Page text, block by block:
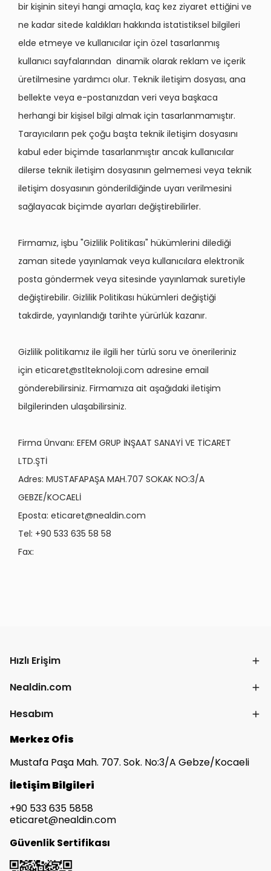
bir kişinin siteyi hangi amaçla, kaç kez ziyaret ettiğini ve
ne kadar sitede kaldıkları hakkında istatistiksel bilgileri
elde etmeye ve kullanıcılar için özel tasarlanmış
kullanıcı sayfalarından dinamik olarak reklam ve içerik
üretilmesine yardımcı olur. Teknik iletişim dosyası, ana
bellekte veya e-postanızdan veri veya başkaca
herhangi bir kişisel bilgi almak için tasarlanmamıştır.
Tarayıcıların pek çoğu başta teknik iletişim dosyasını
kabul eder biçimde tasarlanmıştır ancak kullanıcılar
dilerse teknik iletişim dosyasının gelmemesi veya teknik
iletişim dosyasının gönderildiğinde uyarı verilmesini
sağlayacak biçimde ayarları değiştirebilirler.
Firmamız, işbu "Gizlilik Politikası" hükümlerini dilediği
zaman sitede yayınlamak veya kullanıcılara elektronik
posta göndermek veya sitesinde yayınlamak suretiyle
değiştirebilir. Gizlilik Politikası hükümleri değiştiği
takdirde, yayınlandığı tarihte yürürlük kazanır.
Gizlilik politikamız ile ilgili her türlü soru ve önerileriniz
için eticaret@stlteknoloji.com adresine email
gönderebilirsiniz. Firmamıza ait aşağıdaki iletişim
bilgilerinden ulaşabilirsiniz.
Firma Ünvanı: EFEM GRUP İNŞAAT SANAYİ VE TİCARET
LTD.ŞTİ
Adres: MUSTAFAPAŞA MAH.707 SOKAK NO:3/A
GEBZE/KOCAELİ
Eposta: eticaret@nealdin.com
Tel: +90 533 635 58 58
Fax:
Hızlı Erişim
Nealdin.com
Hesabım
Merkez Ofis
Mustafa Paşa Mah. 707. Sok. No:3/A Gebze/Kocaeli
İletişim Bilgileri
+90 533 635 5858
eticaret@nealdin.com
Güvenlik Sertifikası